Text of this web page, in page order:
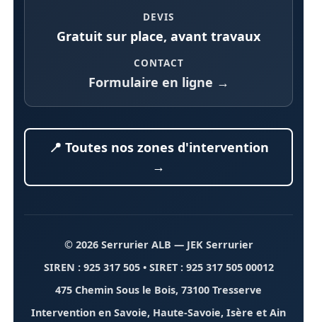
DEVIS
Gratuit sur place, avant travaux
CONTACT
Formulaire en ligne →
📍 Toutes nos zones d'intervention
→
© 2026 Serrurier ALB — JEK Serrurier
SIREN : 925 317 505 • SIRET : 925 317 505 00012
475 Chemin Sous le Bois, 73100 Tresserve
Intervention en Savoie, Haute-Savoie, Isère et Ain